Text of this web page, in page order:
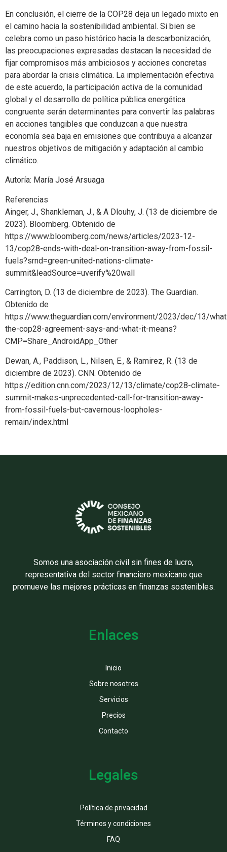
En conclusión, el cierre de la COP28 deja un legado mixto en
el camino hacia la sostenibilidad ambiental. Si bien se
celebra como un paso histórico hacia la descarbonización,
las preocupaciones expresadas destacan la necesidad de
fijar compromisos más ambiciosos y acciones concretas
para abordar la crisis climática. La implementación efectiva
de este acuerdo, la participación activa de la comunidad
global y el desarrollo de política pública energética
congruente serán determinantes para convertir las palabras
en acciones tangibles que conduzcan a que nuestra
economía sea baja en emisiones que contribuya a alcanzar
nuestros objetivos de mitigación y adaptación al cambio
climático.
Autoría: María José Arsuaga
Referencias
Ainger, J., Shankleman, J., & A Dlouhy, J. (13 de diciembre de
2023). Bloomberg. Obtenido de
https://www.bloomberg.com/news/articles/2023-12-
13/cop28-ends-with-deal-on-transition-away-from-fossil-
fuels?srnd=green-united-nations-climate-
summit&leadSource=uverify%20wall
Carrington, D. (13 de diciembre de 2023). The Guardian.
Obtenido de
https://www.theguardian.com/environment/2023/dec/13/
the-cop28-agreement-says-and-what-it-means?
CMP=Share_AndroidApp_Other
Dewan, A., Paddison, L., Nilsen, E., & Ramirez, R. (13 de
diciembre de 2023). CNN. Obtenido de
https://edition.cnn.com/2023/12/13/climate/cop28-climate-
summit-makes-unprecedented-call-for-transition-away-
from-fossil-fuels-but-cavernous-loopholes-
remain/index.html
Somos una asociación civil sin fines de lucro,
representativa del sector financiero mexicano que
promueve las mejores prácticas en finanzas sostenibles.
Enlaces
Inicio
Sobre nosotros
Servicios
Precios
Contacto
Legales
Política de privacidad
Términos y condiciones
FAQ